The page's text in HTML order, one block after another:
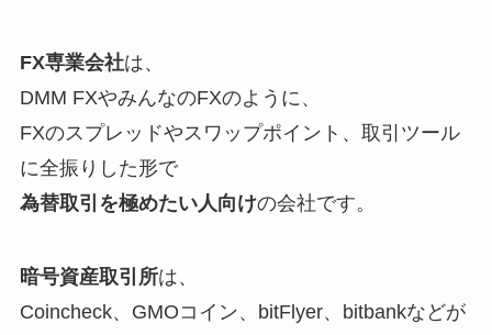
FX専業会社は、
DMM FXやみんなのFXのように、
FXのスプレッドやスワップポイント、取引ツール
に全振りした形で
為替取引を極めたい人向けの会社です。
暗号資産取引所は、
Coincheck、GMOコイン、bitFlyer、bitbankなどが